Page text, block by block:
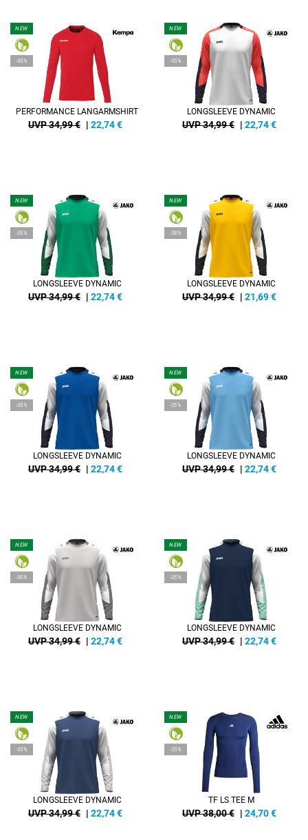
NEW
-35%
PERFORMANCE LANGARMSHIRT
UVP 34,99 € | 22,74€
NEW
-35%
LONGSLEEVE DYNAMIC
UVP 34,99 € | 22,74€
NEW
-35%
LONGSLEEVE DYNAMIC
UVP 34,99 € | 22,74€
NEW
-38%
LONGSLEEVE DYNAMIC
UVP 34,99 € | 21,69€
NEW
-35%
LONGSLEEVE DYNAMIC
UVP 34,99 € | 22,74€
NEW
-35%
LONGSLEEVE DYNAMIC
UVP 34,99 € | 22,74€
NEW
-35%
LONGSLEEVE DYNAMIC
UVP 34,99 € | 22,74€
NEW
-35%
LONGSLEEVE DYNAMIC
UVP 34,99 € | 22,74€
NEW
-35%
LONGSLEEVE DYNAMIC
UVP 34,99 € | 22,74€
NEW
-35%
TF LS TEE M
UVP 38,00 € | 24,70€